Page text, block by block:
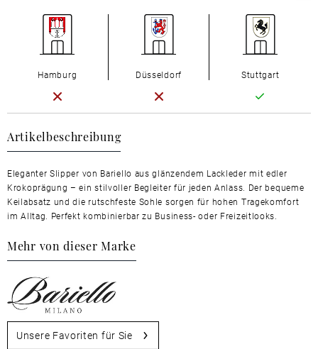
Artikelbeschreibung
Eleganter Slipper von Bariello aus glänzendem Lackleder mit edler
Krokoprägung – ein stilvoller Begleiter für jeden Anlass. Der bequeme
Keilabsatz und die rutschfeste Sohle sorgen für hohen Tragekomfort
im Alltag. Perfekt kombinierbar zu Business- oder Freizeitlooks.
Mehr von dieser Marke
Unsere Favoriten für Sie
Hamburg Düsseldorf Stuttgart